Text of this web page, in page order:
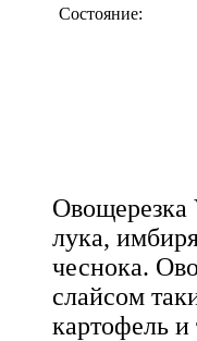
Состояние:
Овощерезка
лука,
чеснока.
слайсом
картофель и